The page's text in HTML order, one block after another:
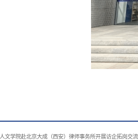
人文学院赴北京大成（西安）律师事务所开展访企拓岗交